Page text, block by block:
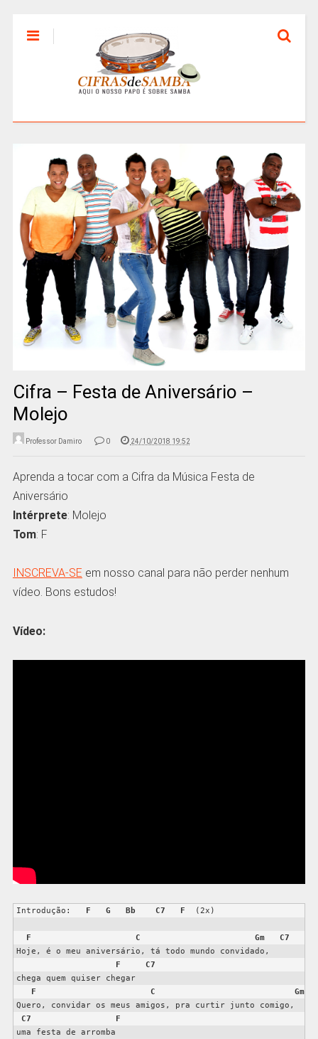
Cifra – Festa de Aniversário –
Molejo
Professor Damiro 0 24/10/2018 19:52
Aprenda a tocar com a Cifra da Música Festa de
Aniversário
Intérprete: Molejo
Tom: F
INSCREVA-SE em nosso canal para não perder nenhum
vídeo. Bons estudos!
Vídeo:
Introdução: F G Bb C7 F
  (2x)
F C Gm
C7
Hoje, é o meu aniversário, tá todo mundo convidado,
F
C7
chega quem quiser chegar
F
C
Gm
Quero, convidar os meus amigos, pra curtir junto comigo,
C7
F
uma festa de arromba